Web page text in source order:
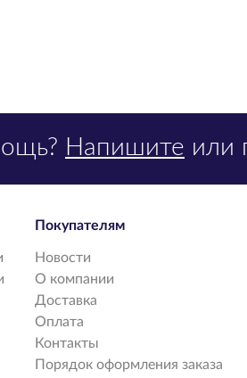
Напишите или
Покупателям
Новости
О компании
Доставка
Оплата
Контакты
Порядок оформления заказа